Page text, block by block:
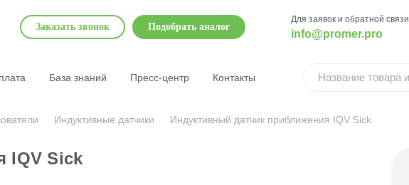
Заказать звонок Подобрать аналог
Для заявок и обратной связи
info@promer.pro
База знаний Пресс-центр Контакты
Индуктивные датчики Индуктивный датчик приближения IQV Sick
IQV Sick